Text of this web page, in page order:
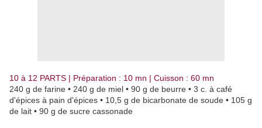
10 à 12 PARTS | Préparation : 10 mn | Cuisson : 60 mn
240 g de farine • 240 g de miel • 90 g de beurre • 3 c. à café
d'épices à pain d'épices • 10,5 g de bicarbonate de soude • 105 g
de lait • 90 g de sucre cassonade